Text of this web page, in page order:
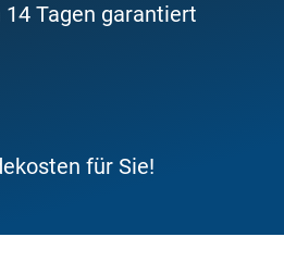
Tagen garantiert
für Sie!